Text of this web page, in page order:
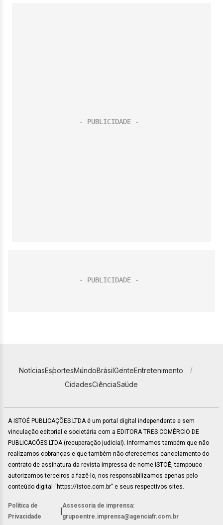
NotíciasEsportesMundoBrasilGenteEntretenimento
CidadesCiênciaSaúde
A ISTOÉ PUBLICAÇÕES LTDA é um portal digital independente e sem
vinculação editorial e societária com a EDITORA TRES COMÉRCIO DE
PUBLICACÕES LTDA (recuperação judicial). Informamos também que não
realizamos cobranças e que também não oferecemos cancelamento do
contrato de assinatura da revista impressa de nome ISTOÉ, tampouco
autorizamos terceiros a fazê-lo, nos responsabilizamos apenas pelo
conteúdo digital “https://istoe.com.br” e seus respectivos sites.
Política de
Privacidade
Assessoria de imprensa:
grupoentre.imprensa@agenciafr.com.br